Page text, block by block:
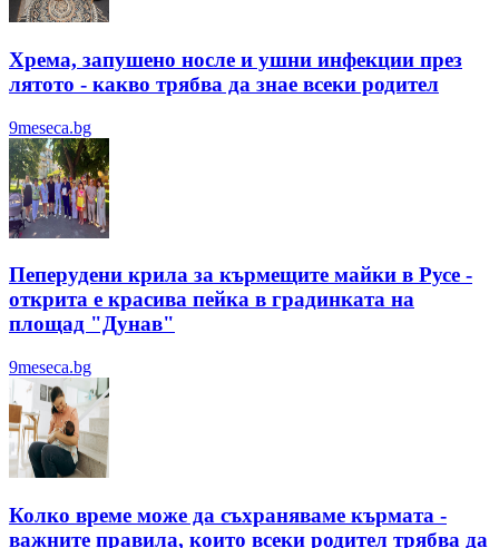
Хрема, запушено носле и ушни инфекции през
лятотo - какво трябва да знае всеки родител
9meseca.bg
Пеперудени крила за кърмещите майки в Русе -
открита е красива пейка в градинката на
площад "Дунав"
9meseca.bg
Колко време може да съхраняваме кърмата -
важните правила, които всеки родител трябва да